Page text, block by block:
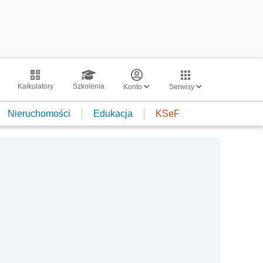
Kalkulatory Szkolenia Konto Serwisy
Nieruchomości Edukacja KSeF